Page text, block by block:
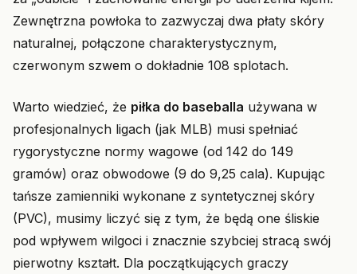
Zewnętrzna powłoka to zazwyczaj dwa płaty skóry
naturalnej, połączone charakterystycznym,
czerwonym szwem o dokładnie 108 splotach.
Warto wiedzieć, że piłka do baseballa używana w
profesjonalnych ligach (jak MLB) musi spełniać
rygorystyczne normy wagowe (od 142 do 149
gramów) oraz obwodowe (9 do 9,25 cala). Kupując
tańsze zamienniki wykonane z syntetycznej skóry
(PVC), musimy liczyć się z tym, że będą one śliskie
pod wpływem wilgoci i znacznie szybciej stracą swój
pierwotny kształt. Dla początkujących graczy